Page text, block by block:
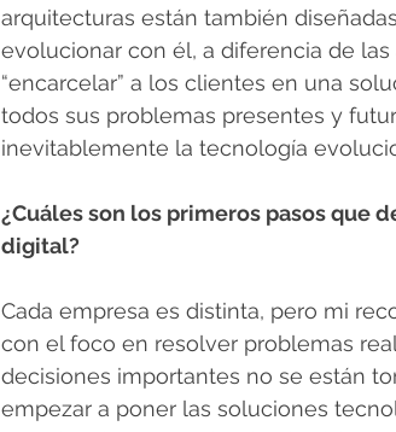
arquitecturas están también
evolucionar con él, a diferencia de
“encarcelar” a los clientes en una
todos sus problemas presentes y
inevitablemente la tecnología
¿Cuáles son los primeros pasos que
digital?
Cada empresa es distinta, pero mi
con el foco en resolver problemas
decisiones importantes no se están
empezar a poner las soluciones